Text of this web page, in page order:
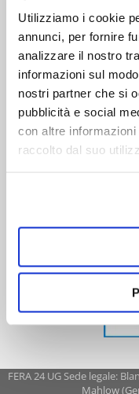
Utilizziamo i cookie
annunci, per fornire
analizzare il nostro
informazioni sul
nostri partner che si
pubblicità e social
con altre
raccolto dal suo
FERA 24 UG Sede legale:
Mahlow